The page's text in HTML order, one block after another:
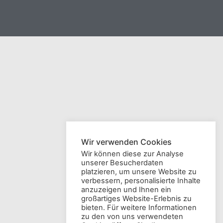
Wir verwenden Cookies
Wir können diese zur Analyse
unserer Besucherdaten
platzieren, um unsere Website zu
verbessern, personalisierte Inhalte
anzuzeigen und Ihnen ein
großartiges Website-Erlebnis zu
bieten. Für weitere Informationen
zu den von uns verwendeten